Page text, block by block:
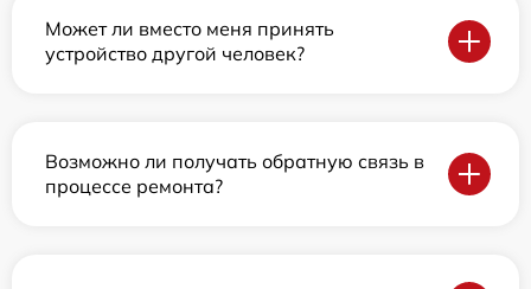
Может ли вместо меня принять
устройство другой человек?
Возможно ли получать обратную связь в
процессе ремонта?